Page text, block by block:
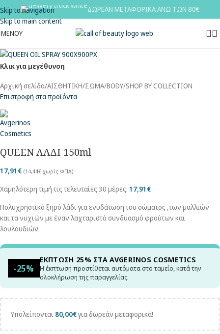
Skip to navigation
Skip to main content
ΔΩΡΕΑΝ ΜΕΤΑΦΟΡΙΚΑ ΑΝΩ ΤΩΝ 80€
ΜΕΝΟΥ
Κλικ για μεγέθυνση
Αρχική σελίδα/ΑΙΣΘΗΤΙΚΗ/ΣΩΜΑ/BODY/SHOP BY COLLECTION
Επιστροφή στα προϊόντα
QUEEN ΛΑΔΙ 150ml
17,91 € (14,44€ χωρίς ΦΠΑ)
Χαμηλότερη τιμή τις τελευταίες 30 μέρες: 17,91 €
Πολυχρηστικό ξηρό λάδι για ενυδάτωση του σώματος ,των μαλλιών
και τα νυχιών με έναν λαχταριστό συνδυασμό φρούτων και
λουλουδιών.
-25%
ΕΚΠΤΩΣΗ 25% ΣΤΑ AVGERINOS COSMETICS
Η έκπτωση προστίθεται αυτόματα στο ταμείο, κατά την
ολοκλήρωση της παραγγελίας.
Υπολείπονται 80,00€για δωρεάν μεταφορικά!